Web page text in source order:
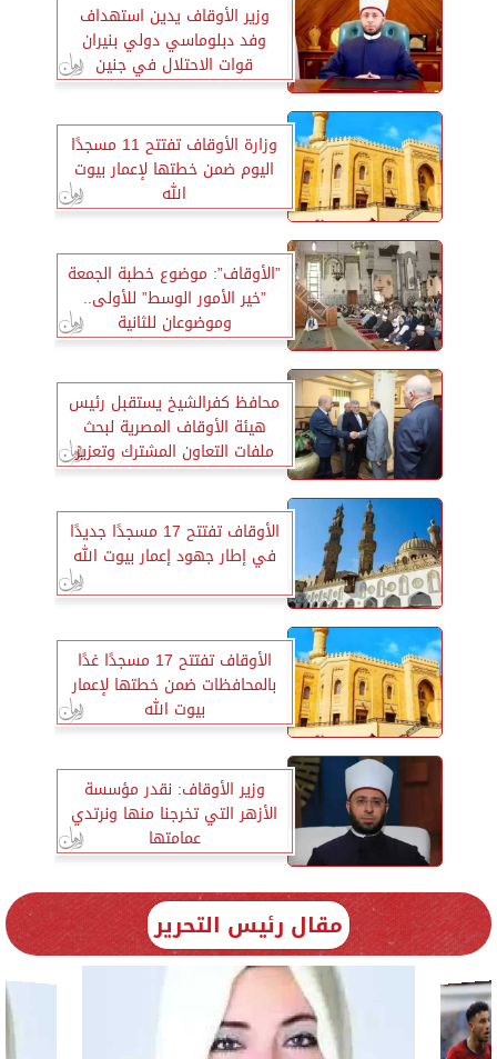
وزير الأوقاف يدين استهداف
وفد دبلوماسي دولي بنيران
قوات الاحتلال في جنين
وزارة الأوقاف تفتتح 11 مسجدًا
اليوم ضمن خطتها لإعمار بيوت
الله
”الأوقاف”: موضوع خطبة الجمعة
”خير الأمور الوسط” للأولى..
وموضوعان للثانية
محافظ كفرالشيخ يستقبل رئيس
هيئة الأوقاف المصرية لبحث
ملفات التعاون المشترك وتعزيز
فرص الاستثمار بالمحافظة
الأوقاف تفتتح 17 مسجدًا جديدًا
في إطار جهود إعمار بيوت الله
الأوقاف تفتتح 17 مسجدًا غدًا
بالمحافظات ضمن خطتها لإعمار
بيوت الله
وزير الأوقاف: نقدر مؤسسة
الأزهر التي تخرجنا منها ونرتدي
عمامتها
مقال رئيس التحرير